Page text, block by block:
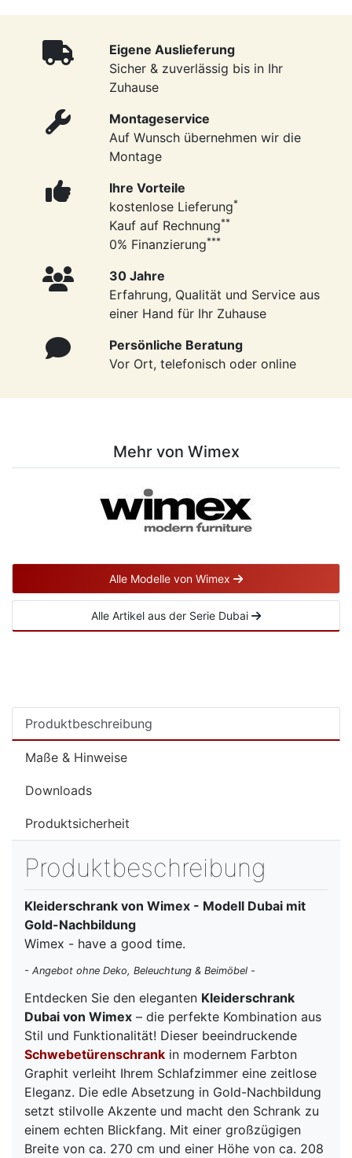
Eigene Auslieferung
Sicher & zuverlässig bis in Ihr
Zuhause
Montageservice
Auf Wunsch übernehmen wir die
Montage
Ihre Vorteile
kostenlose Lieferung*
Kauf auf Rechnung**
0% Finanzierung***
30 Jahre
Erfahrung, Qualität und Service aus
einer Hand für Ihr Zuhause
Persönliche Beratung
Vor Ort, telefonisch oder online
Mehr von Wimex
Alle Modelle von Wimex
Alle Artikel aus der Serie Dubai
Produktbeschreibung
Maße & Hinweise
Downloads
Produktsicherheit
Produktbeschreibung
Kleiderschrank von Wimex - Modell Dubai mit
Gold-Nachbildung
Wimex - have a good time.
- Angebot ohne Deko, Beleuchtung & Beimöbel -
Entdecken Sie den eleganten Kleiderschrank
Dubai von Wimex – die perfekte Kombination aus
Stil und Funktionalität! Dieser beeindruckende
Schwebetürenschrank in modernem Farbton
Graphit verleiht Ihrem Schlafzimmer eine zeitlose
Eleganz. Die edle Absetzung in Gold-Nachbildung
setzt stilvolle Akzente und macht den Schrank zu
einem echten Blickfang. Mit einer großzügigen
Breite von ca. 270 cm und einer Höhe von ca. 208